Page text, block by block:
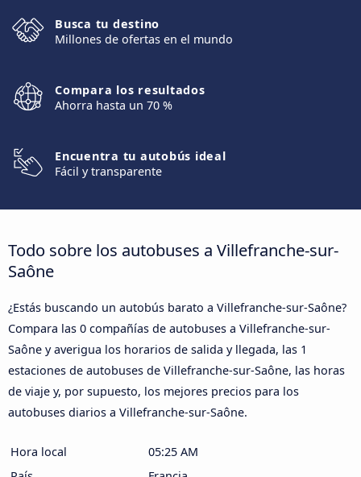
Busca tu destino
Millones de ofertas en el mundo
Compara los resultados
Ahorra hasta un 70 %
Encuentra tu autobús ideal
Fácil y transparente
Todo sobre los autobuses a Villefranche-sur-
Saône
¿Estás buscando un autobús barato a Villefranche-sur-Saône?
Compara las 0 compañías de autobuses a Villefranche-sur-
Saône y averigua los horarios de salida y llegada, las 1
estaciones de autobuses de Villefranche-sur-Saône, las horas
de viaje y, por supuesto, los mejores precios para los
autobuses diarios a Villefranche-sur-Saône.
Hora local
05:25 AM